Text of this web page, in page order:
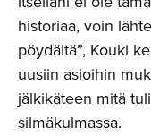
historiaa, voin
pöydältä”, Kouki
uusiin asioihin
jälkikäteen mitä
silmäkulmassa.